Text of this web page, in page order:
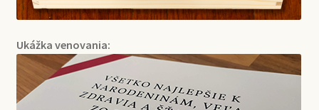
Ukážka venovania: